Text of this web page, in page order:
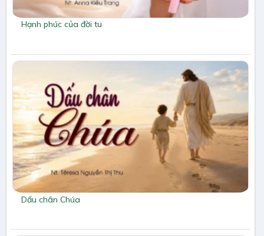
Hạnh phúc của đời tu
Dấu chân Chúa